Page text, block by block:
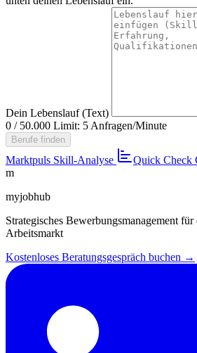
Dein Lebenslauf (Text)
0 / 50.000 Limit: 5 Anfragen/Minute
Berufe finden
Marktpuls Skill-Analyse Quick Check
m
myjobhub
Strategisches Bewerbungsmanagement für
Arbeitsmarkt
Kostenloses Beratungsgespräch buchen →